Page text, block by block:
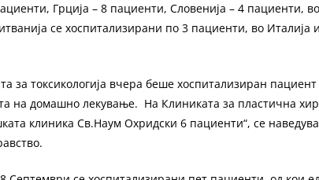
Грција – 8 пациенти, Словенија – 4 пациенти,
се хоспитализирани по 3 пациенти, во Италија
за токсикологија вчера беше хоспитализиран
на домашно лекување. На Клиниката за пластична
клиника Св.Наум Охридски 6 пациенти“, се